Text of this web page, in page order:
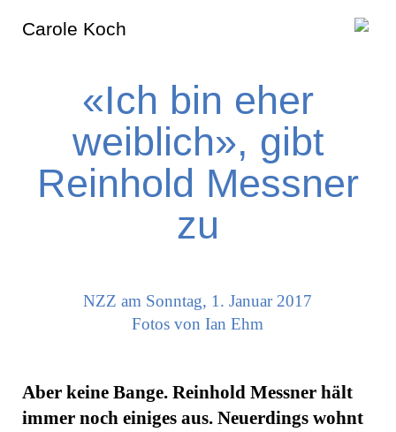
Carole Koch
«Ich bin eher
weiblich», gibt
Reinhold Messner
zu
NZZ am Sonntag, 1. Januar 2017
Fotos von Ian Ehm
Aber keine Bange. Reinhold Messner hält
immer noch einiges aus. Neuerdings wohnt